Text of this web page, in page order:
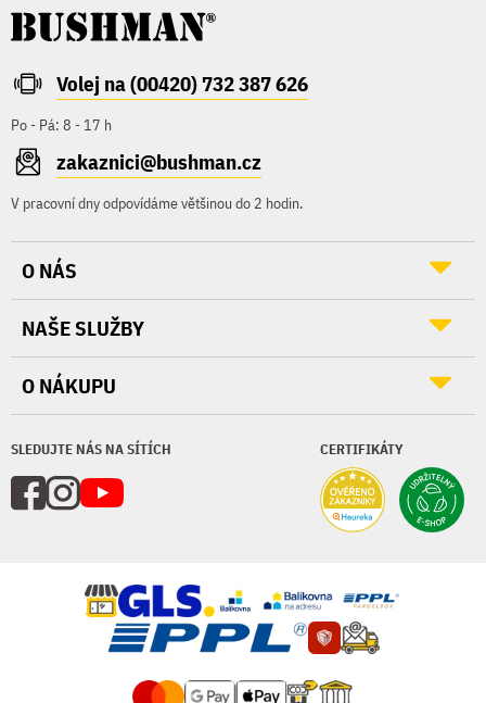
Volej na (00420) 732 387 626
Po - Pá: 8 - 17 h
zakaznici@bushman.cz
V pracovní dny odpovídáme většinou do 2 hodin.
SLEDUJTE NÁS NA SÍTÍCH CERTIFIKÁTY
O NÁS
NAŠE SLUŽBY
O NÁKUPU